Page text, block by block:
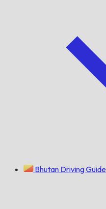
Bhutan Driving Guide